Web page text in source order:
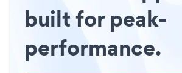
built for peak-
performance.